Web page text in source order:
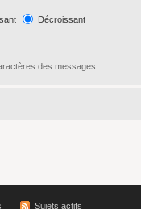
Décroissant
des messages
Sujets actifs